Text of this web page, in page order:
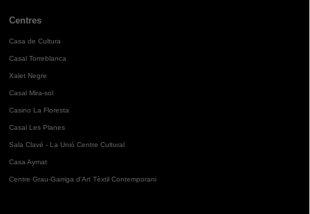
Centres
Casa de Cultura
Casal Torreblanca
Xalet Negre
Casal Mira-sol
Casino La Floresta
Casal Les Planes
Sala Clavé - La Unió Centre Cultural
Casa Aymat
Centre Grau-Garriga d'Art Tèxtil Contemporani